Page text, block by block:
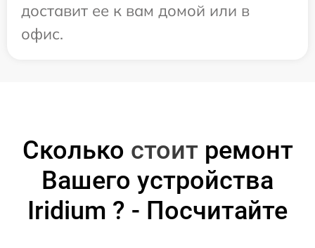
доставит ее к вам домой или в
офис.
Сколько стоитремонт
Вашего устройства
Iridium ? - Посчитайте